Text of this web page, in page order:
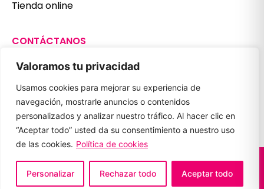
Valoramos tu privacidad
Usamos cookies para mejorar su experiencia de
navegación, mostrarle anuncios o contenidos
personalizados y analizar nuestro tráfico. Al hacer clic en
“Aceptar todo” usted da su consentimiento a nuestro uso
de las cookies. Política de cookies
Personalizar Rechazar todo Aceptar todo
Tienda online
CONTÁCTANOS
987 806 179
clinicanuriaferrero@gmail.com
REDES SOCIALES
AVISO LEGAL
POLITICA DE PRIVACIDAD Y COOKIES